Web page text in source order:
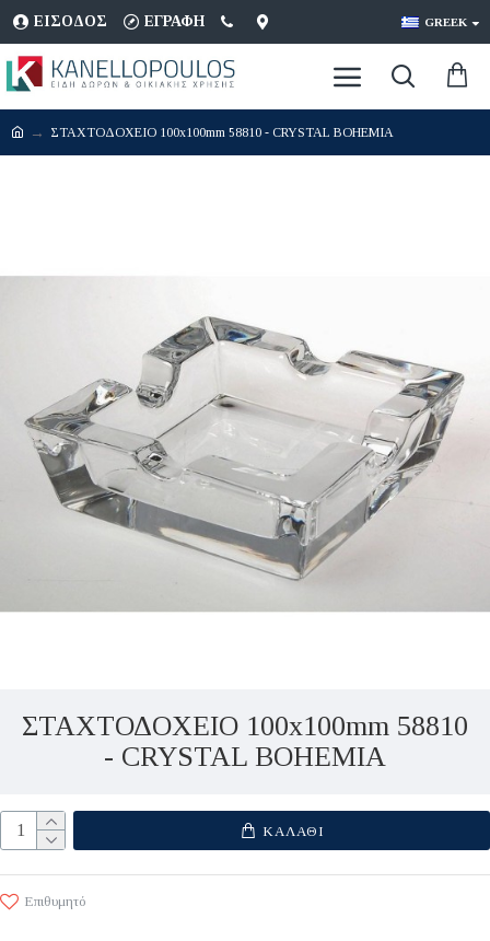
ΕΊΣΟΔΟΣ ΕΓΡΑΦΉ GREEK
ΣΤΑΧΤΟΔΟΧΕΙΟ 100x100mm 58810 - CRYSTAL BOHEMIA
ΣΤΑΧΤΟΔΟΧΕΙΟ 100x100mm 58810
- CRYSTAL BOHEMIA
ΚΑΛΆΘΙ
Επιθυμητό